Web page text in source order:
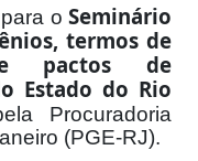
o Seminário
termos de
e pactos de
Estado do Rio
Procuradoria
(PGE-RJ).